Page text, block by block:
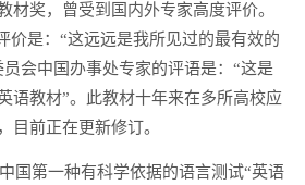
材奖，曾受到国内外专家高度评价。
价是：“这远远是我所见过的最有效的
会中国办事处专家的评语是：“这是
语教材”。此教材十年来在多所高校应
目前正在更新修订。
国第一种有科学依据的语言测试“英语